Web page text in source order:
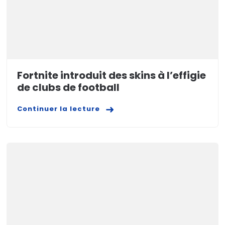
Fortnite introduit des skins à l’effigie
de clubs de football
Continuer la lecture